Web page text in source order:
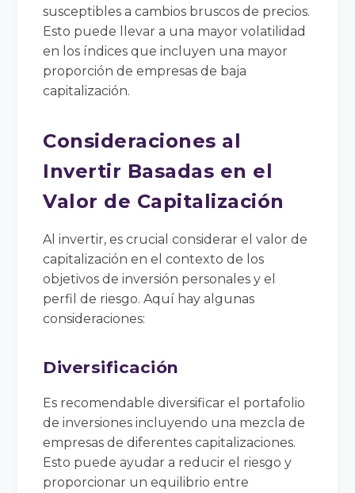
susceptibles a cambios bruscos de precios.
Esto puede llevar a una mayor volatilidad
en los índices que incluyen una mayor
proporción de empresas de baja
capitalización.
Consideraciones al
Invertir Basadas en el
Valor de Capitalización
Al invertir, es crucial considerar el valor de
capitalización en el contexto de los
objetivos de inversión personales y el
perfil de riesgo. Aquí hay algunas
consideraciones:
Diversificación
Es recomendable diversificar el portafolio
de inversiones incluyendo una mezcla de
empresas de diferentes capitalizaciones.
Esto puede ayudar a reducir el riesgo y
proporcionar un equilibrio entre